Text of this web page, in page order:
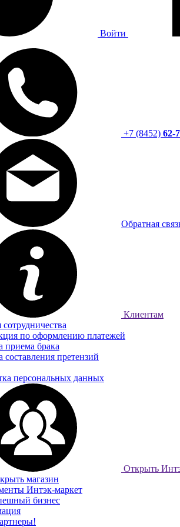
Войти
+7 (8452) 62-
Обратная
Клиентам
сотрудничества
по оформлению платежей
приема брака
составления претензий
персональных данных
Открыть
магазин
Интэк-маркет
бизнес